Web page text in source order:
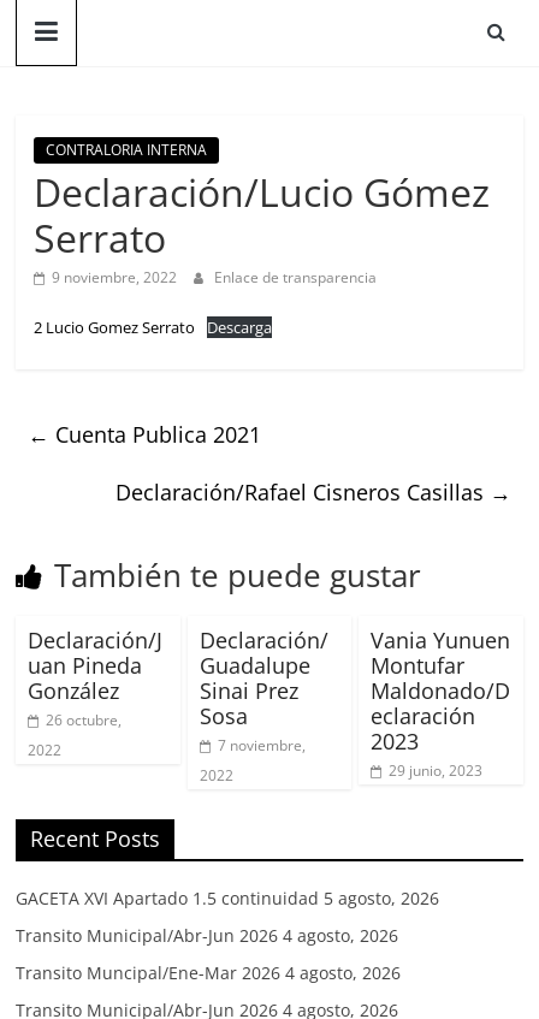
CONTRALORIA INTERNA
Declaración/Lucio Gómez
Serrato
9 noviembre, 2022 Enlace de transparencia
2 Lucio Gomez Serrato Descarga
← Cuenta Publica 2021
Declaración/Rafael Cisneros Casillas →
También te puede gustar
Declaración/J
uan Pineda
González
26 octubre,
2022
Declaración/
Guadalupe
Sinai Prez
Sosa
7 noviembre,
2022
Vania Yunuen
Montufar
Maldonado/D
eclaración
2023
29 junio, 2023
Recent Posts
GACETA XVI Apartado 1.5 continuidad 5 agosto, 2026
Transito Municipal/Abr-Jun 2026 4 agosto, 2026
Transito Muncipal/Ene-Mar 2026 4 agosto, 2026
Transito Municipal/Abr-Jun 2026 4 agosto, 2026